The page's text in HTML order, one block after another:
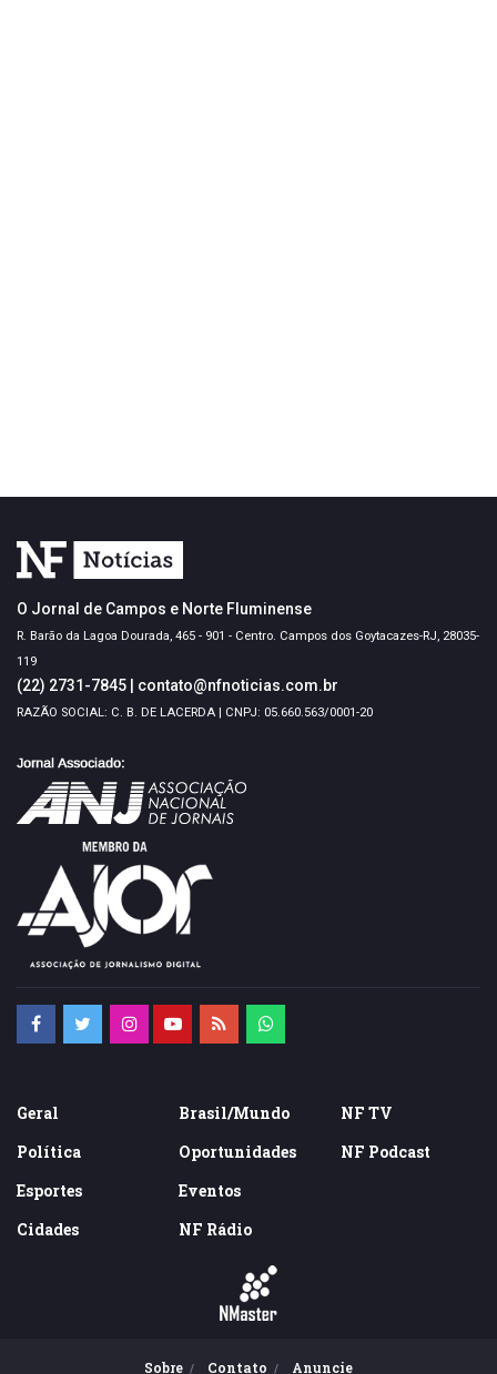
O Jornal de Campos e Norte Fluminense
R. Barão da Lagoa Dourada, 465 - 901 - Centro. Campos dos Goytacazes-RJ, 28035-
119
(22) 2731-7845 contato@nfnoticias.com.br
RAZÃO SOCIAL: C. B. DE LACERDA | CNPJ: 05.660.563/0001-20
Geral
Política
Esportes
Cidades
Brasil/Mundo
Oportunidades
Eventos
NF Rádio
NF TV
NF Podcast
Sobre Contato Anuncie